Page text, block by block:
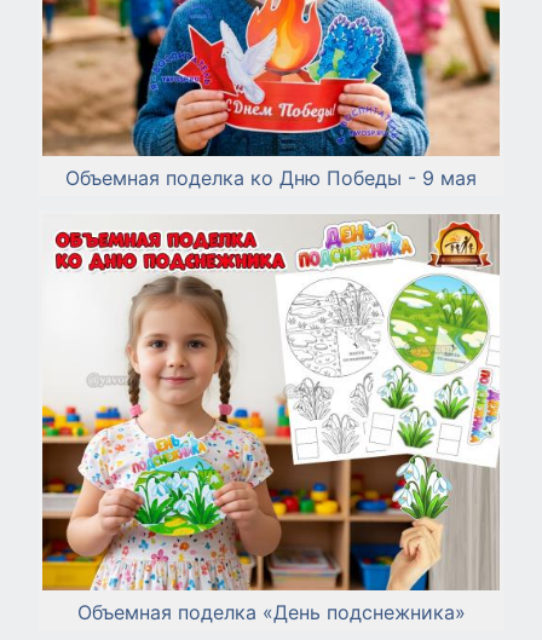
Объемная поделка ко Дню Победы - 9 мая
Объемная поделка «День подснежника»